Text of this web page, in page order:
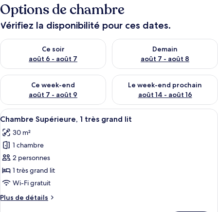
Options de chambre
Vérifiez la disponibilité pour ces dates.
Ce soir
août 6 - août 7
Vérifier la disponibilité pour ce soir août 6 - août 7
Demain
août 7 - août 8
Vérifier la disponibilité pour
Ce week-end
août 7 - août 9
Vérifier la disponibilité pour ce week-end août 7 - août 9
Le week-end prochain
août 14 - août 16
Vérifier la disponibilité pour
Afficher
toutes
les
photos
pour
ce
type
chambre :
Une chambre d’hôtel avec un lit,
3
Chambre Supérieure, 1 très grand lit
30 m²
1 chambre
2 personnes
1 très grand lit
Wi-Fi gratuit
Plus de détails
Plus